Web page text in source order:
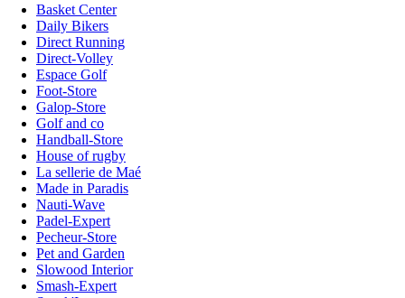
Basket Center
Daily Bikers
Direct Running
Direct-Volley
Espace Golf
Foot-Store
Galop-Store
Golf and co
Handball-Store
House of rugby
La sellerie de Maé
Made in Paradis
Nauti-Wave
Padel-Expert
Pecheur-Store
Pet and Garden
Slowood Interior
Smash-Expert